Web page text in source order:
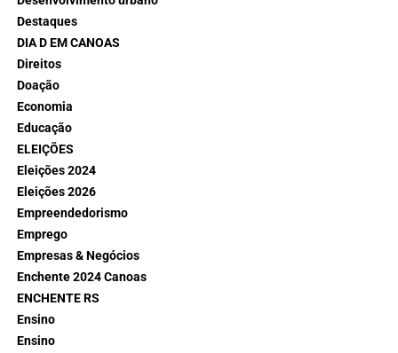
Destaques
DIA D EM CANOAS
Direitos
Doação
Economia
Educação
ELEIÇÕES
Eleições 2024
Eleições 2026
Empreendedorismo
Emprego
Empresas & Negócios
Enchente 2024 Canoas
ENCHENTE RS
Ensino
Ensino